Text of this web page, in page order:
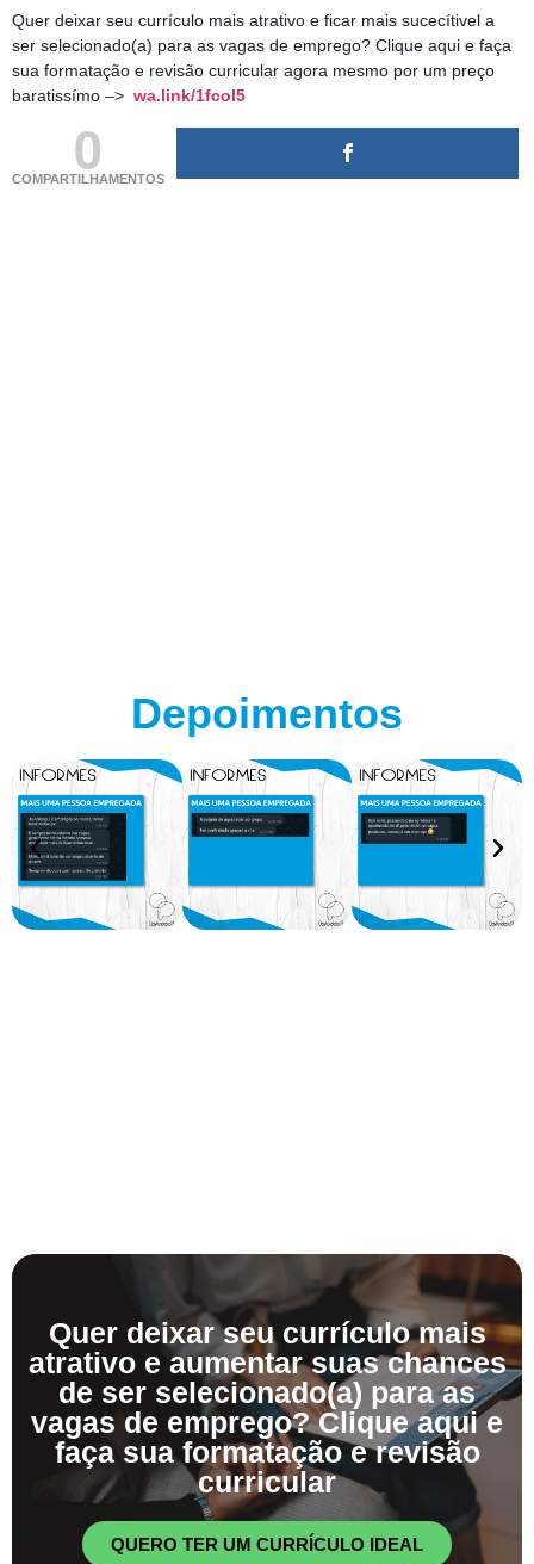
Quer deixar seu currículo mais atrativo e ficar mais sucecítivel a
ser selecionado(a) para as vagas de emprego? Clique aqui e faça
sua formatação e revisão curricular agora mesmo por um preço
baratissímo –> wa.link/1fcol5
0
COMPARTILHAMENTOS
Depoimentos
Quer deixar seu currículo mais
atrativo e aumentar suas chances
de ser selecionado(a) para as
vagas de emprego? Clique aqui e
faça sua formatação e revisão
curricular
QUERO TER UM CURRÍCULO IDEAL